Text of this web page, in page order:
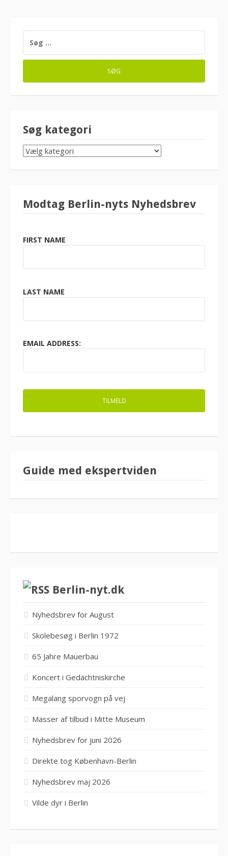
EFTER:
Søg kategori
SØG
KATEGORI
Modtag Berlin-nyts Nyhedsbrev
FIRST NAME
LAST NAME
EMAIL ADDRESS:
Guide med ekspertviden
Berlin-nyt.dk
Nyhedsbrev for August
Skolebesøg i Berlin 1972
65 Jahre Mauerbau
Koncert i Gedächtniskirche
Megalang sporvogn på vej
Masser af tilbud i Mitte Museum
Nyhedsbrev for juni 2026
Direkte tog København-Berlin
Nyhedsbrev maj 2026
Vilde dyr i Berlin